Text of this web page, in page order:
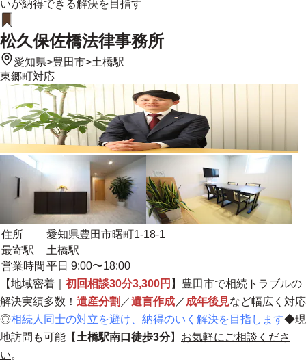
いが納得できる解決を目指す
松久保佐橋法律事務所
愛知県>豊田市>土橋駅
東郷町対応
住所
愛知県豊田市曙町1-18-1
最寄駅
土橋駅
営業時間 平日 9:00〜18:00
【地域密着 初回相談30分3,300円 】豊田市で相続トラブルの
解決実績多数！ 遺産分割 ／遺言作成 ／成年後見など幅広く対応
◎相続人同士の対立を避け、納得のいく解決を目指します◆現
地訪問も可能【 土橋駅南口徒歩3分】 お気軽にご相談くださ
い。